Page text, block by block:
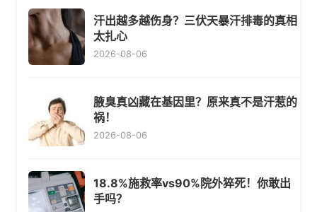
汗出越多越伤身？三伏天暴汗排毒的真相
太扎心
2026-08-06
腋臭真凶藏在基因里？原来真不是汗惹的
祸！
2026-08-06
18.8%施救率vs90%院外猝死！你敢出
手吗？